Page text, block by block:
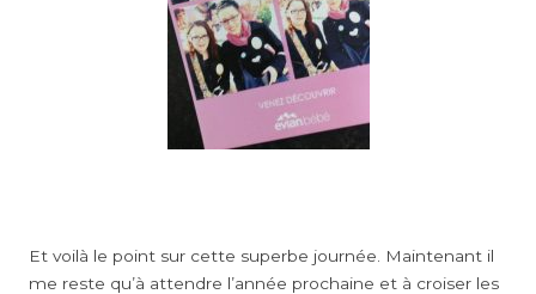
Et voilà le point sur cette superbe journée. Maintenant il
me reste qu’à attendre l’année prochaine et à croiser les